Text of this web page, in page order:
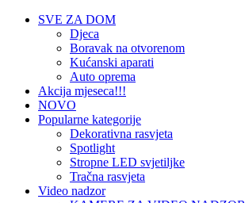
SVE ZA DOM
Djeca
Boravak na otvorenom
Kućanski aparati
Auto oprema
Akcija mjeseca!!!
NOVO
Popularne kategorije
Dekorativna rasvjeta
Spotlight
Stropne LED svjetiljke
Tračna rasvjeta
Video nadzor